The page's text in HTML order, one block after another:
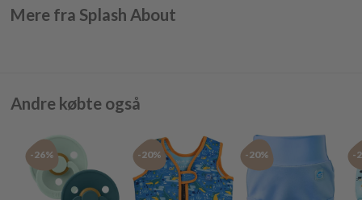
Mere fra Splash About
Andre købte også
-26% -20% -20% -